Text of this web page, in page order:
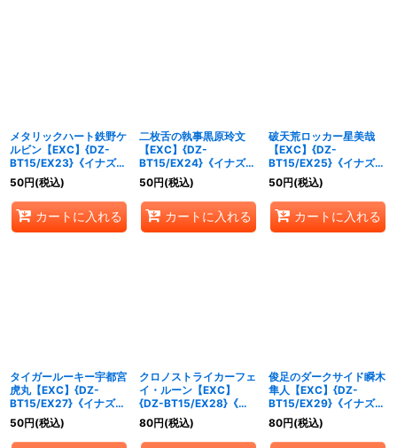
メタリックハート鉄野ケ
ルビン【EXC】{DZ-
BT15/EX23}《イナズマ
イレブン》
50円(税込)
カートに入れる
二枚舌の執事黒原玲文
【EXC】{DZ-
BT15/EX24}《イナズマ
イレブン》
50円(税込)
カートに入れる
破天荒ロッカー星美哉
【EXC】{DZ-
BT15/EX25}《イナズマ
イレブン》
50円(税込)
カートに入れる
タイガールーキー宇都宮
虎丸【EXC】{DZ-
BT15/EX27}《イナズマ
イレブン》
50円(税込)
クロノストライカーフェ
イ・ルーン【EXC】
{DZ-BT15/EX28}《イ
ナズマイレブン》
80円(税込)
俊足のダークサイド瞬木
隼人【EXC】{DZ-
BT15/EX29}《イナズマ
イレブン》
80円(税込)